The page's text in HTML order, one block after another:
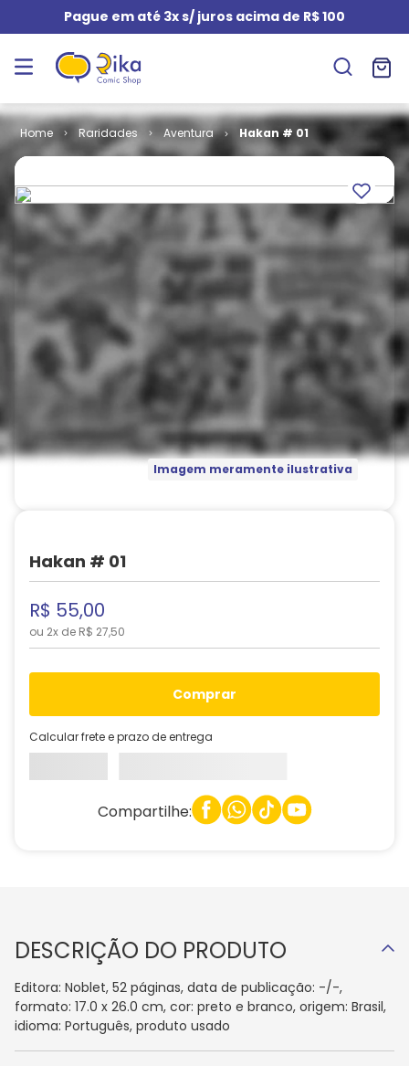
Pague em até 3x s/ juros acima de R$ 100
Raridades Aventura Hakan # 01
Imagem meramente ilustrativa
Hakan # 01
R$ 55,00
ou 2x de R$ 27,50
comprar
Calcular frete e prazo de entrega
Compartilhe:
DESCRIÇÃO DO PRODUTO
Editora: Noblet, 52 páginas, data de publicação: -/-,
formato: 17.0 x 26.0 cm, cor: preto e branco, origem: Brasil,
idioma: Português, produto usado